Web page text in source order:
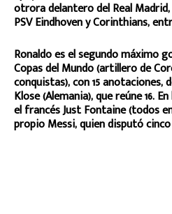
otrora delantero del Real
PSV Eindhoven y Corinthians,
Ronaldo es el segundo máximo
Copas del Mundo (artillero de
conquistas), con 15 anotaciones,
Klose (Alemania), que reúne 16.
el francés Just Fontaine (todos
propio Messi, quien disputó